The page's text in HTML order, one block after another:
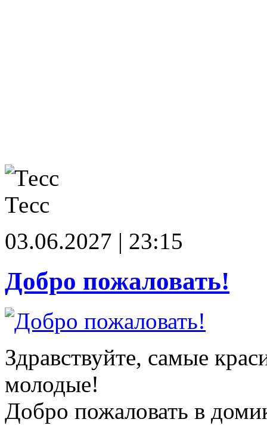
Тесс
03.06.2027 | 23:15
Добро пожаловать!
Здравствуйте, самые
молодые!
Добро пожаловать в